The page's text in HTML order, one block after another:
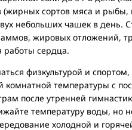
(жирных сортов мяса и рыбы,
небольших чашек в день.
жировых отложений,
работы сердца.
физкультурой и
комнатной температуры с
после утренней
температуру воды, но
холодной и